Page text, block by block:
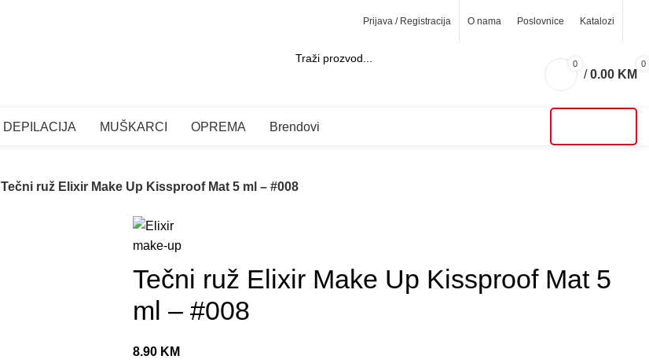
Prijava / Registracija O nama Poslovnice Katalozi
0 0
/ 0.00 KM
DEPILACIJA MUŠKARCI OPREMA Brendovi
Tečni ruž Elixir Make Up Kissproof Mat 5 ml – #008
Tečni ruž Elixir Make Up Kissproof Mat 5
ml – #008
8.90 KM